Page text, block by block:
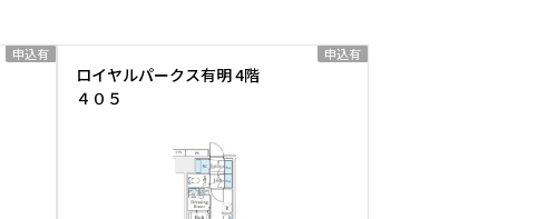
申込有
ロイヤルパークス有明 4階
４０５
申込有